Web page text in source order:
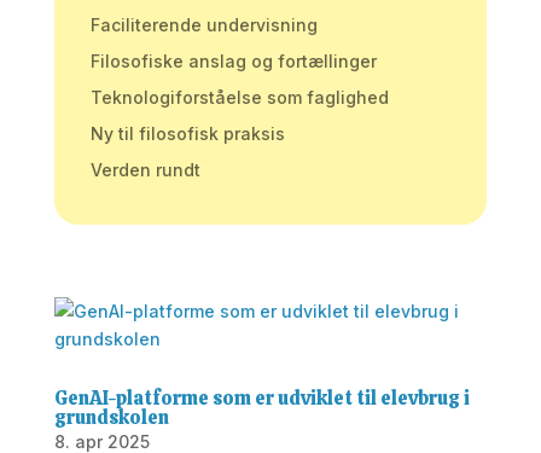
Faciliterende undervisning
Filosofiske anslag og fortællinger
Teknologiforståelse som faglighed
Ny til filosofisk praksis
Verden rundt
GenAI-platforme som er udviklet til elevbrug i
grundskolen
8. apr 2025